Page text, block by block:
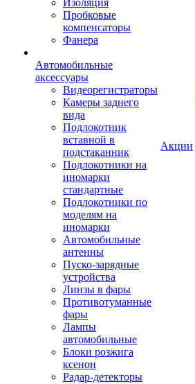
Пробковые
компенсаторы
Фанера
Автомобильные
аксессуары
Видеорегистраторы
Камеры заднего
вида
Подлокотник
вставной в
подстаканник
Подлокотники на
иномарки
стандартные
Подлокотники по
моделям на
иномарки
Автомобильные
антенны
Пуско-зарядные
устройства
Линзы в фары
Противотуманные
фары
Лампы
автомобильные
Блоки розжига
ксенон
Радар-детекторы
Акции